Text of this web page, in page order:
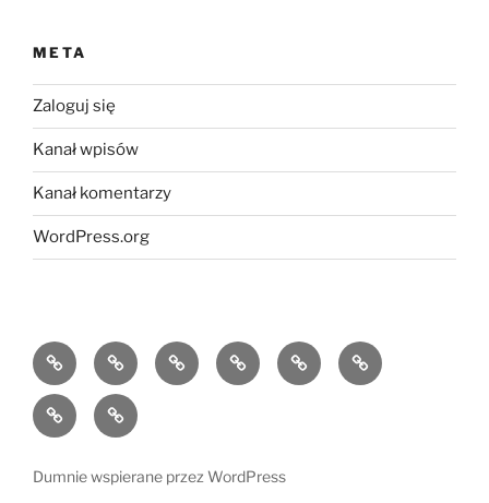
META
Zaloguj się
Kanał wpisów
Kanał komentarzy
WordPress.org
Dumnie wspierane przez WordPress